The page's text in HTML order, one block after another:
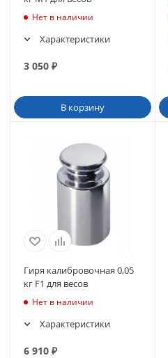
Нет в наличии
Характеристики
3 050 ₽
В корзину
Гиря калибровочная 0,05
кг F1 для весов
Нет в наличии
Характеристики
6 910 ₽